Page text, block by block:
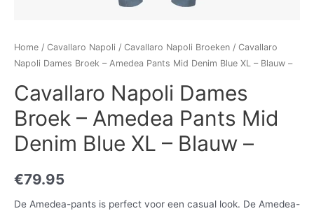
Home / Cavallaro Napoli / Cavallaro Napoli Broeken / Cavallaro
Napoli Dames Broek – Amedea Pants Mid Denim Blue XL – Blauw –
Cavallaro Napoli Dames
Broek – Amedea Pants Mid
Denim Blue XL – Blauw –
€79.95
De Amedea-pants is perfect voor een casual look. De Amedea-